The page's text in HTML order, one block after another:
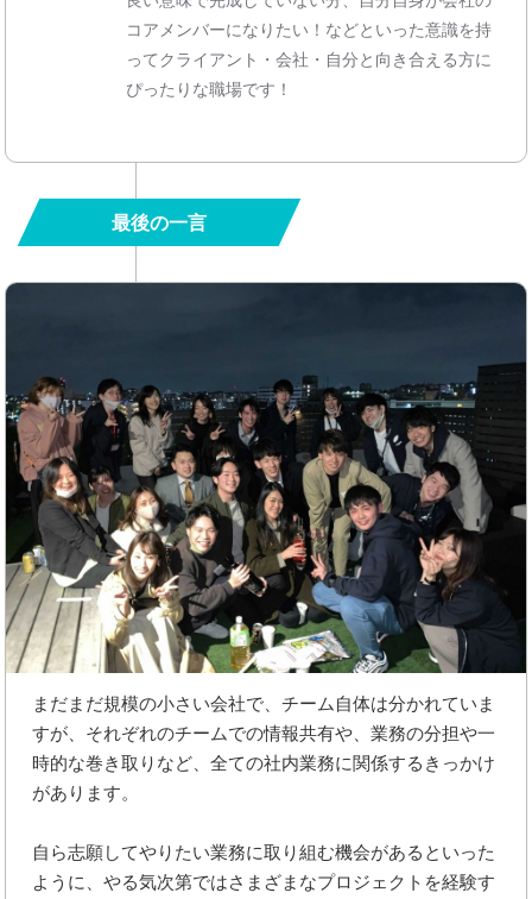
コアメンバーになりたい！などといった意識を持
ってクライアント・会社・自分と向き合える方に
ぴったりな職場です！
最後の一言
まだまだ規模の小さい会社で、チーム自体は分かれていま
すが、それぞれのチームでの情報共有や、業務の分担や一
時的な巻き取りなど、全ての社内業務に関係するきっかけ
があります。
自ら志願してやりたい業務に取り組む機会があるといった
ように、やる気次第ではさまざまなプロジェクトを経験す